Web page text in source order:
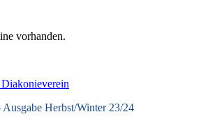
vorhanden.
Ausgabe Herbst/Winter 23/24